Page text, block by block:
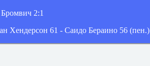
2:1
Хендерсон 61 - Саидо Бераино 56 (пен.)